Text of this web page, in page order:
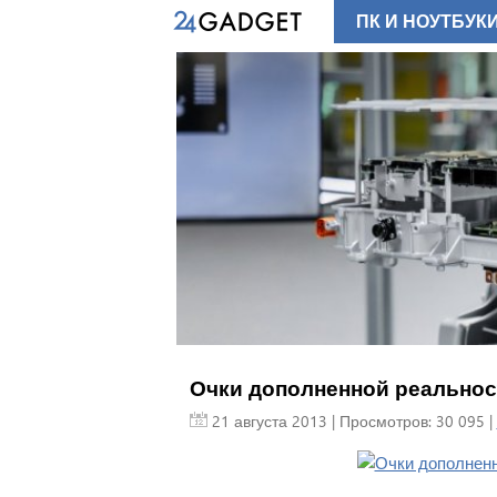
Очки дополненной
21 августа 2013 | Просмотров: 30 095 |
ПК И НОУТБУКИ